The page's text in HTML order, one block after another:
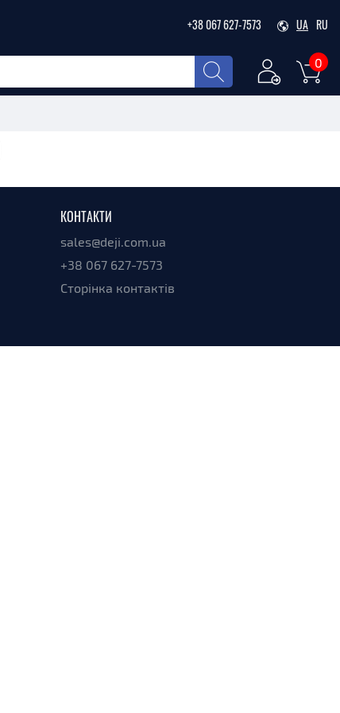
+38 067 627-7573 UA RU
0
КОНТАКТИ
sales@deji.com.ua
+38 067 627-7573
Сторінка контактів